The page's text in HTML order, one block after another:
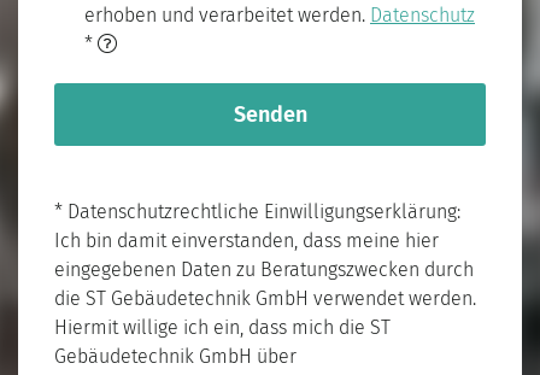
erhoben und verarbeitet werden. Datenschutz
*
* Datenschutzrechtliche Einwilligungserklärung:
Ich bin damit einverstanden, dass meine hier
eingegebenen Daten zu Beratungszwecken durch
die ST Gebäudetechnik GmbH verwendet werden.
Hiermit willige ich ein, dass mich die ST
Gebäudetechnik GmbH über